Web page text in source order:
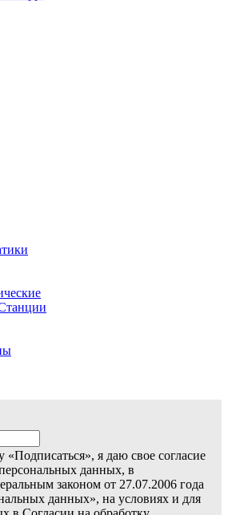
я даю свое согласие
данных, в
законом от 27.07.2006 года
данных», на условиях и для